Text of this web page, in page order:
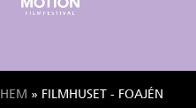
HEM » FILMHUSET - FOAJÉN